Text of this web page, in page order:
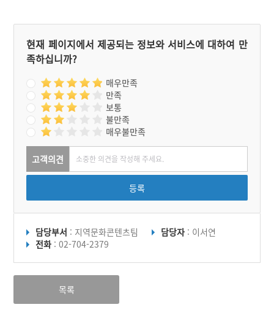
현재 페이지에서 제공되는 정보와 서비스에 대하여 만
족하십니까?
매우만족
만족
보통
불만족
매우불만족
고객의견
등록
담당부서 : 지역문화콘텐츠팀 담당자 : 이서연
전화 : 02-704-2379
목록